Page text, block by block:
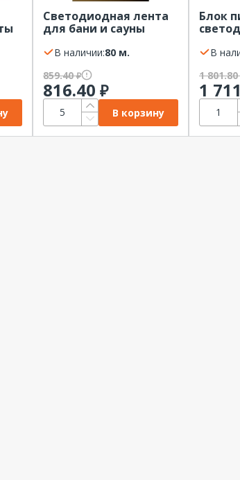
Светодиодная лента
для бани и сауны
SMD2835 14,4Вт/м
3000К 24В 5м IP68
APEYRON
В наличии:
80 м.
859.40₽
816.40 ₽
В корзину
Блок
В
1 801.80
1